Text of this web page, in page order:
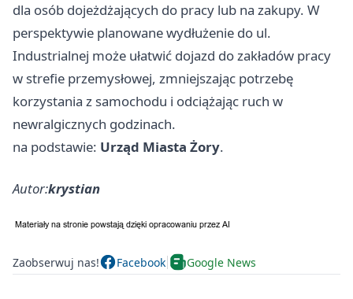
dla osób dojeżdżających do pracy lub na zakupy. W
perspektywie planowane wydłużenie do ul.
Industrialnej może ułatwić dojazd do zakładów pracy
w strefie przemysłowej, zmniejszając potrzebę
korzystania z samochodu i odciążając ruch w
newralgicznych godzinach.
na podstawie: Urząd Miasta Żory.
Autor:krystian
Zaobserwuj nas! Facebook Google News